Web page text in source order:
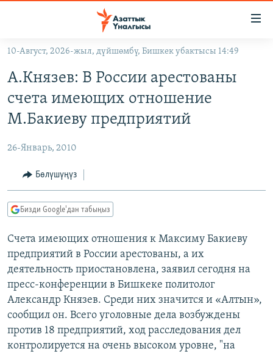
Навигацияга
өтүңүз
салыңыз
ЭКОНОМИКА
МАДАНИЯТ
БОРБОР АЗИЯ
АТАЙЫН ИЛИКТӨӨ
ТВ ПРОГРАММАЛАР
ЭКСПЕРТТЕР ТАЛДАЙТ
БИЗ ЖАНА ДҮЙНӨ
ДАНИСТЕ
ЭЖЕ-СИҢДИЛЕР
АЗАТТЫК+
ЫҢГАЙСЫЗ СУРООЛОР
ӨЗГӨЧӨ ПИКИР
Русский
ОНЛАЙН ШЕРИНЕ
10-Август, 2026-жыл, дүйшөмбү, Бишкек убактысы 14:49
А.Князев: В России арестованы
счета имеющих отношение
М.Бакиеву предприятий
26-Январь, 2010
Бөлүшүңүз
Бизди Google'дан табыңыз
Счета имеющих отношения к Максиму Бакиеву
предприятий в России арестованы, а их
деятельность приостановлена, заявил сегодня на
пресс-конференции в Бишкеке политолог
Александр Князев. Среди них значится и «Алтын»,
сообщил он. Всего уголовные дела возбуждены
против 18 предприятий, ход расследования дел
контролируется на очень высоком уровне, "на